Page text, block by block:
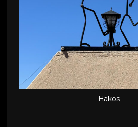
Hakos